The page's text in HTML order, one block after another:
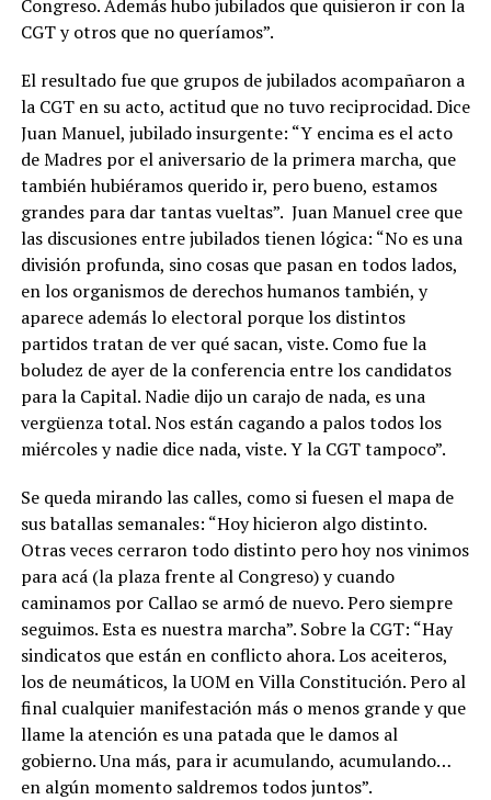
Congreso. Además hubo jubilados que quisieron ir con la
CGT y otros que no queríamos”.
El resultado fue que grupos de jubilados acompañaron a
la CGT en su acto, actitud que no tuvo reciprocidad. Dice
Juan Manuel, jubilado insurgente: “Y encima es el acto
de Madres por el aniversario de la primera marcha, que
también hubiéramos querido ir, pero bueno, estamos
grandes para dar tantas vueltas”. Juan Manuel cree que
las discusiones entre jubilados tienen lógica: “No es una
división profunda, sino cosas que pasan en todos lados,
en los organismos de derechos humanos también, y
aparece además lo electoral porque los distintos
partidos tratan de ver qué sacan, viste. Como fue la
boludez de ayer de la conferencia entre los candidatos
para la Capital. Nadie dijo un carajo de nada, es una
vergüenza total. Nos están cagando a palos todos los
miércoles y nadie dice nada, viste. Y la CGT tampoco”.
Se queda mirando las calles, como si fuesen el mapa de
sus batallas semanales: “Hoy hicieron algo distinto.
Otras veces cerraron todo distinto pero hoy nos vinimos
para acá (la plaza frente al Congreso) y cuando
caminamos por Callao se armó de nuevo. Pero siempre
seguimos. Esta es nuestra marcha”. Sobre la CGT: “Hay
sindicatos que están en conflicto ahora. Los aceiteros,
los de neumáticos, la UOM en Villa Constitución. Pero al
final cualquier manifestación más o menos grande y que
llame la atención es una patada que le damos al
gobierno. Una más, para ir acumulando, acumulando…
en algún momento saldremos todos juntos”.